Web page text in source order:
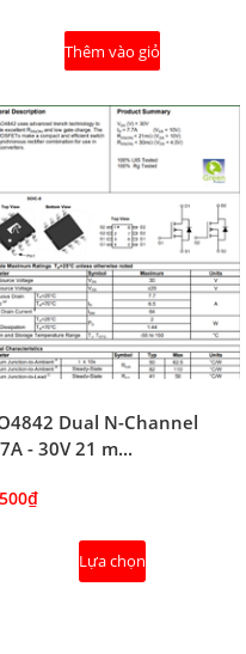
Thêm vào giỏ
Dual N-Channel
- 30V 21 m...
Lựa chọn